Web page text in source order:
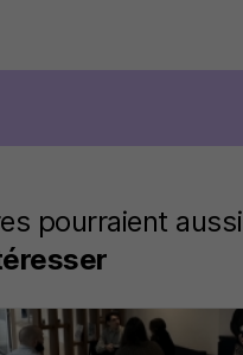
pourraient aussi